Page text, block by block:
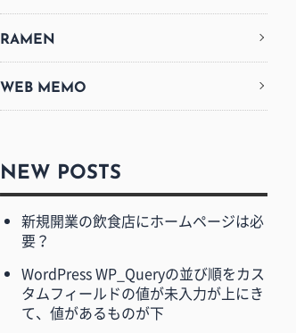
RAMEN
WEB MEMO
NEW POSTS
新規開業の飲食店にホームページは必
要？
WordPress WP_Queryの並び順をカス
タムフィールドの値が未入力が上にき
て、値があるものが下